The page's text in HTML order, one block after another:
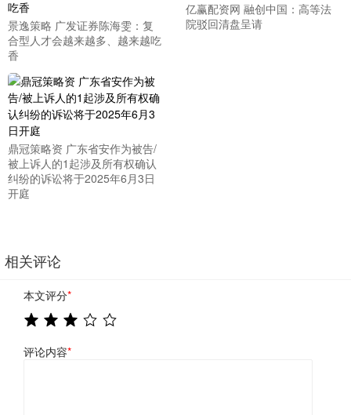
景逸策略 广发证券陈海雯：复
合型人才会越来越多、越来越吃
香
亿赢配资网 融创中国：高等法
院驳回清盘呈请
鼎冠策略资 广东省安作为被告/
被上诉人的1起涉及所有权确认
纠纷的诉讼将于2025年6月3日
开庭
相关评论
本文评分*
评论内容*